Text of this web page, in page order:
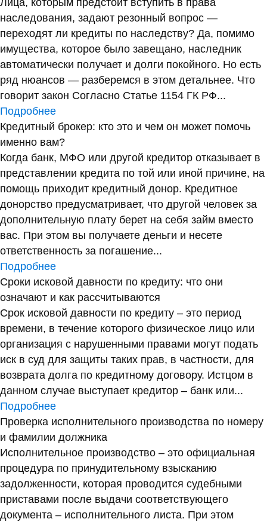
Лица, которым предстоит вступить в права
наследования, задают резонный вопрос —
переходят ли кредиты по наследству? Да, помимо
имущества, которое было завещано, наследник
автоматически получает и долги покойного. Но есть
ряд нюансов — разберемся в этом детальнее. Что
говорит закон Согласно Статье 1154 ГК РФ...
Подробнее
Кредитный брокер: кто это и чем он может помочь
именно вам?
Когда банк, МФО или другой кредитор отказывает в
представлении кредита по той или иной причине, на
помощь приходит кредитный донор. Кредитное
донорство предусматривает, что другой человек за
дополнительную плату берет на себя займ вместо
вас. При этом вы получаете деньги и несете
ответственность за погашение...
Подробнее
Сроки исковой давности по кредиту: что они
означают и как рассчитываются
Срок исковой давности по кредиту – это период
времени, в течение которого физическое лицо или
организация с нарушенными правами могут подать
иск в суд для защиты таких прав, в частности, для
возврата долга по кредитному договору. Истцом в
данном случае выступает кредитор – банк или...
Подробнее
Проверка исполнительного производства по номеру
и фамилии должника
Исполнительное производство – это официальная
процедура по принудительному взысканию
задолженности, которая проводится судебными
приставами после выдачи соответствующего
документа – исполнительного листа. При этом